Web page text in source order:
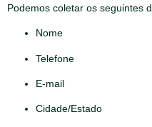
Podemos coletar os seguintes
Nome
Telefone
E-mail
Cidade/Estado